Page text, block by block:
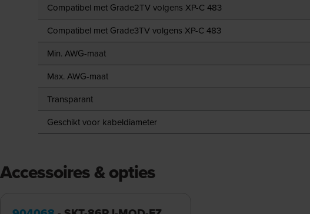
Compatibel met Grade2TV volgens XP-C 483
Compatibel met Grade3TV volgens XP-C 483
Min. AWG-maat
Max. AWG-maat
Transparant
Geschikt voor kabeldiameter
Accessoires & opties